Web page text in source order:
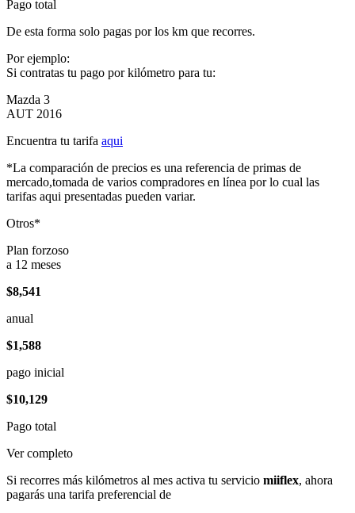
Pago total
De esta forma solo pagas por los km que recorres.
Por ejemplo:
Si contratas tu pago por kilómetro para tu:
Mazda 3
AUT 2016
Encuentra tu tarifa aqui
*La comparación de precios es una referencia de primas de
mercado,tomada de varios compradores en línea por lo cual las
tarifas aqui presentadas pueden variar.
Otros*
Plan forzoso
a 12 meses
$8,541
anual
$1,588
pago inicial
$10,129
Pago total
Ver completo
Si recorres más kilómetros al mes activa tu servicio miiflex, ahora
pagarás una tarifa preferencial de